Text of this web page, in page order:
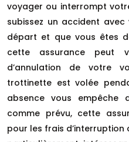
voyager ou interrompt
subissez un accident
départ et que vous êtes
cette assurance peut
d’annulation de votre
trottinette est volée
absence vous empêche
comme prévu, cette
pour les frais